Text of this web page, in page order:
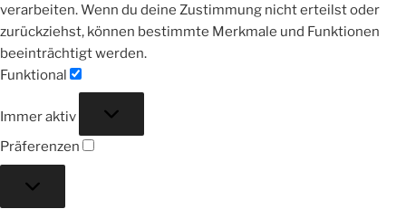
verarbeiten. Wenn du deine Zustimmung nicht erteilst oder
zurückziehst, können bestimmte Merkmale und Funktionen
beeinträchtigt werden.
Funktional
Immer aktiv
Präferenzen